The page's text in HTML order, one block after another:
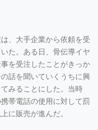
、大手企業から依頼を受
た。ある日、骨伝導イヤ
を受注したことがきっか
話を聞いていくうちに興
みることにした。当時
帯電話の使用に対して罰
に販売が進んだ。